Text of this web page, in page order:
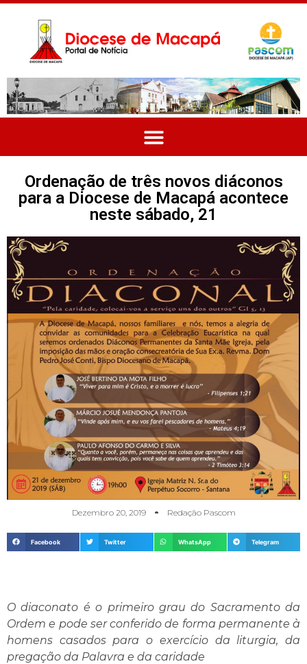
Ordenação de três novos diáconos
para a Diocese de Macapá acontece
neste sábado, 21
Dezembro 20, 2019 Redação Pascom
Facebook Twitter WhatsApp Telegram
O diaconato é o primeiro grau do Sacramento da
Ordem e pode ser conferido de forma permanente à
homens casados para o exercício da liturgia, da
pregação da Palavra e da caridade